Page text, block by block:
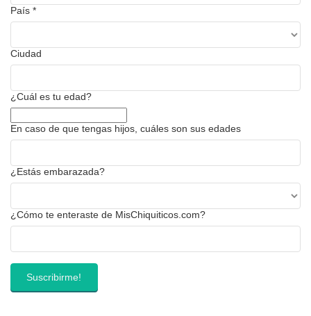
País *
Ciudad
¿Cuál es tu edad?
En caso de que tengas hijos, cuáles son sus edades
¿Estás embarazada?
¿Cómo te enteraste de MisChiquiticos.com?